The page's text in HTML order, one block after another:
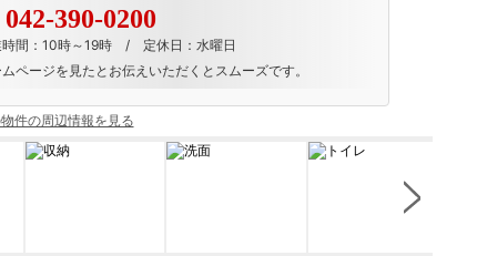
042-390-0200
時間：10時～19時 / 定休日：水曜日
ページを見たとお伝えいただくとスムーズです。
件の周辺情報を見る